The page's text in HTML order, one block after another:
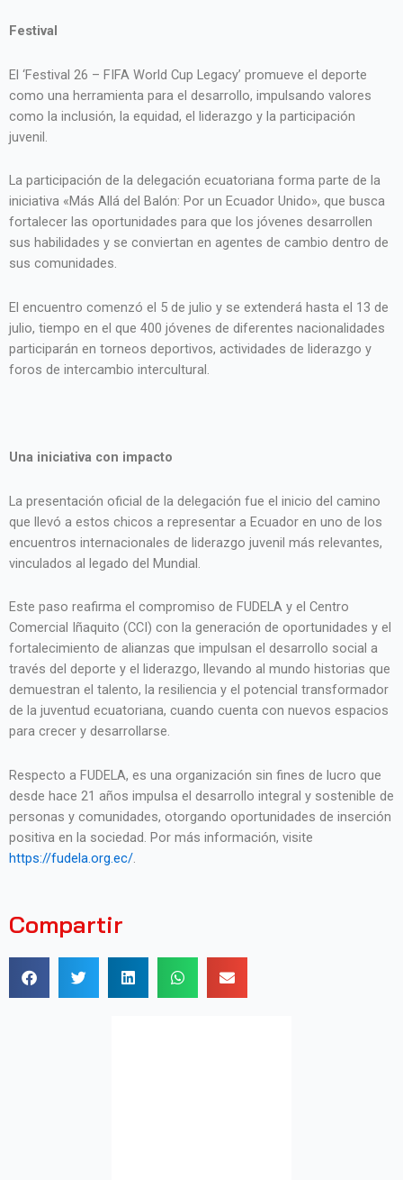
Festival
El ‘Festival 26 – FIFA World Cup Legacy’ promueve el deporte
como una herramienta para el desarrollo, impulsando valores
como la inclusión, la equidad, el liderazgo y la participación
juvenil.
La participación de la delegación ecuatoriana forma parte de la
iniciativa «Más Allá del Balón: Por un Ecuador Unido», que busca
fortalecer las oportunidades para que los jóvenes desarrollen
sus habilidades y se conviertan en agentes de cambio dentro de
sus comunidades.
El encuentro comenzó el 5 de julio y se extenderá hasta el 13 de
julio, tiempo en el que 400 jóvenes de diferentes nacionalidades
participarán en torneos deportivos, actividades de liderazgo y
foros de intercambio intercultural.
Una iniciativa con impacto
La presentación oficial de la delegación fue el inicio del camino
que llevó a estos chicos a representar a Ecuador en uno de los
encuentros internacionales de liderazgo juvenil más relevantes,
vinculados al legado del Mundial.
Este paso reafirma el compromiso de FUDELA y el Centro
Comercial Iñaquito (CCI) con la generación de oportunidades y el
fortalecimiento de alianzas que impulsan el desarrollo social a
través del deporte y el liderazgo, llevando al mundo historias que
demuestran el talento, la resiliencia y el potencial transformador
de la juventud ecuatoriana, cuando cuenta con nuevos espacios
para crecer y desarrollarse.
Respecto a FUDELA, es una organización sin fines de lucro que
desde hace 21 años impulsa el desarrollo integral y sostenible de
personas y comunidades, otorgando oportunidades de inserción
positiva en la sociedad. Por más información, visite
https://fudela.org.ec/.
Compartir